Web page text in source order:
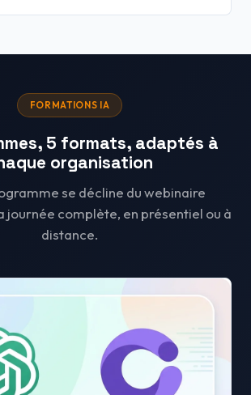
FORMATIONS IA
5 formats, adaptés à
organisation
se décline du webinaire
journée complète, en présentiel ou à
distance.